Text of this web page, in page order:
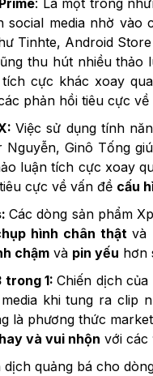
media nhờ vào
Tinhte, Android
thu hút nhiều
cực khác xoay
phản hồi tiêu cực về
Việc sử dụng tính
Ginô Tống
luận tích cực xoay
cực về vấn đề cấu
Các dòng sản phẩm
hình chân thật và
chậm và pin yếu hơn
trong 1:Chiến dịch
khi tung ra clip
là phương thức
và vui nhộn với các
dịch quảng bá cho